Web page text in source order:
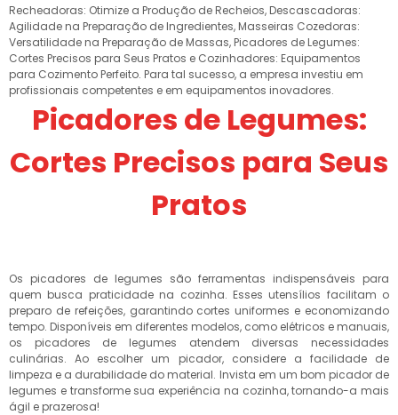
Recheadoras: Otimize a Produção de Recheios, Descascadoras:
Agilidade na Preparação de Ingredientes, Masseiras Cozedoras:
Versatilidade na Preparação de Massas, Picadores de Legumes:
Cortes Precisos para Seus Pratos e Cozinhadores: Equipamentos
para Cozimento Perfeito. Para tal sucesso, a empresa investiu em
profissionais competentes e em equipamentos inovadores.
Picadores de Legumes:
Cortes Precisos para Seus
Pratos
Os picadores de legumes são ferramentas indispensáveis para
quem busca praticidade na cozinha. Esses utensílios facilitam o
preparo de refeições, garantindo cortes uniformes e economizando
tempo. Disponíveis em diferentes modelos, como elétricos e manuais,
os picadores de legumes atendem diversas necessidades
culinárias. Ao escolher um picador, considere a facilidade de
limpeza e a durabilidade do material. Invista em um bom picador de
legumes e transforme sua experiência na cozinha, tornando-a mais
ágil e prazerosa!